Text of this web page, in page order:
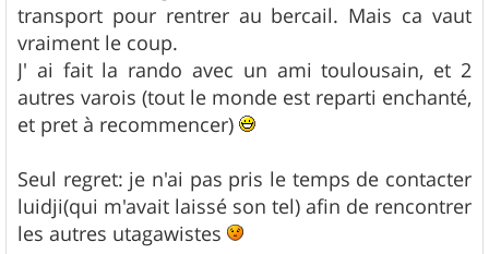
transport pour rentrer au bercail. Mais ca vaut
vraiment le coup.
J' ai fait la rando avec un ami toulousain, et 2
autres varois (tout le monde est reparti enchanté,
et pret à recommencer)
Seul regret: je n'ai pas pris le temps de contacter
luidji(qui m'avait laissé son tel) afin de rencontrer
les autres utagawistes